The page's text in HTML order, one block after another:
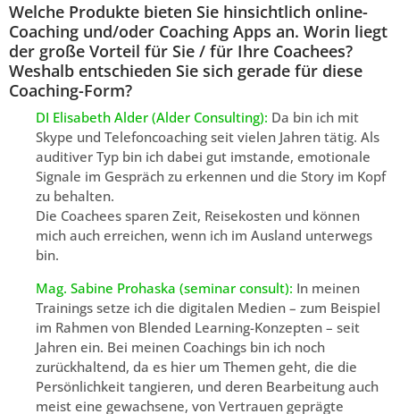
Welche Produkte bieten Sie hinsichtlich online-
Coaching und/oder Coaching Apps an. Worin liegt
der große Vorteil für Sie / für Ihre Coachees?
Weshalb entschieden Sie sich gerade für diese
Coaching-Form?
DI Elisabeth Alder (Alder Consulting): Da bin ich mit
Skype und Telefoncoaching seit vielen Jahren tätig. Als
auditiver Typ bin ich dabei gut imstande, emotionale
Signale im Gespräch zu erkennen und die Story im Kopf
zu behalten.
Die Coachees sparen Zeit, Reisekosten und können
mich auch erreichen, wenn ich im Ausland unterwegs
bin.
Mag. Sabine Prohaska (seminar consult): In meinen
Trainings setze ich die digitalen Medien – zum Beispiel
im Rahmen von Blended Learning-Konzepten – seit
Jahren ein. Bei meinen Coachings bin ich noch
zurückhaltend, da es hier um Themen geht, die die
Persönlichkeit tangieren, und deren Bearbeitung auch
meist eine gewachsene, von Vertrauen geprägte